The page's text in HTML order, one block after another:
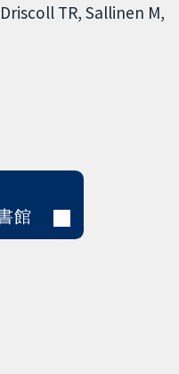
Driscoll TR Sallinen M
館